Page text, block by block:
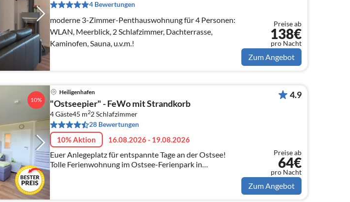
4 Bewertungen
moderne 3-Zimmer-Penthauswohnung für 4 Personen:
WLAN, Meerblick, 2 Schlafzimmer, Dachterrasse,
Kaminofen, Sauna, u.v.m.!
Preise ab
138€
pro Nacht
Zum Angebot
10%
Heiligenhafen
"Ostseepier" - FeWo mit Strandkorb
4 Gäste45 m22Schlafzimmer
28 Bewertungen
10% Aktion 16.08.2026 - 19.08.2026
Euer Anlegeplatz für entspannte Tage an der Ostsee!
Tolle Ferienwohnung im Ostsee-Ferienpark in
Heiligenhafen für bis zu 4 Personen mit einzigartigem
4.9
Preise ab
64€
pro Nacht
Zum Angebot